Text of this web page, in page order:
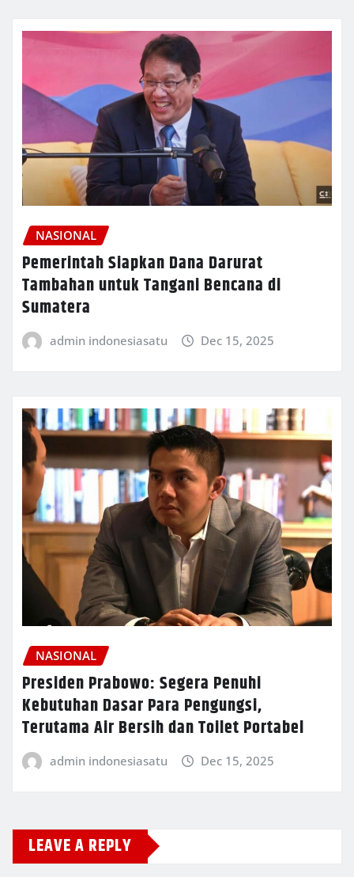
NASIONAL
Pemerintah Siapkan Dana Darurat
Tambahan untuk Tangani Bencana di
Sumatera
admin indonesiasatu Dec 15, 2025
NASIONAL
Presiden Prabowo: Segera Penuhi
Kebutuhan Dasar Para Pengungsi,
Terutama Air Bersih dan Toilet Portabel
admin indonesiasatu Dec 15, 2025
LEAVE A REPLY